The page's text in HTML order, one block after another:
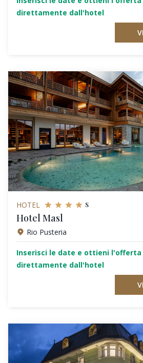
direttamente dall'hotel
HOTEL s
Hotel Masl
Rio Pusteria
Inserisci le date e ottieni
direttamente dall'hotel